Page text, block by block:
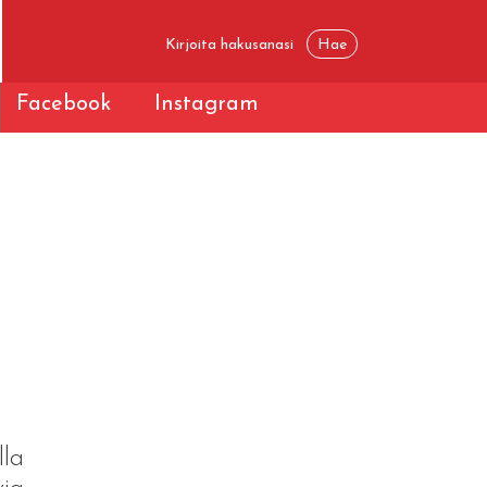
Facebook Instagram